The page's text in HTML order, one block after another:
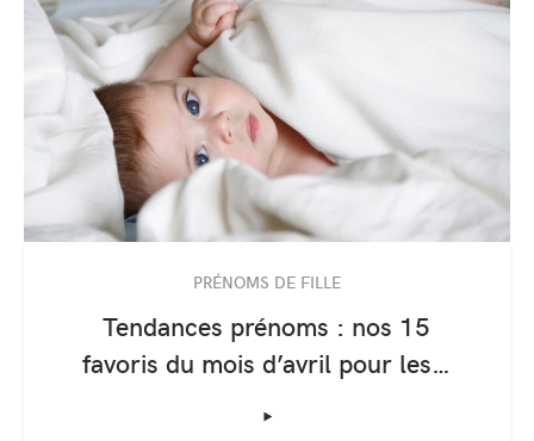
PRÉNOMS DE FILLE
Tendances prénoms : nos 15
favoris du mois d’avril pour les…
‣